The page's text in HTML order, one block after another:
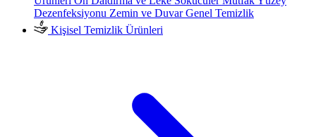
Dezenfeksiyonu Zemin ve Duvar Genel Temizlik
Kişisel Temizlik Ürünleri